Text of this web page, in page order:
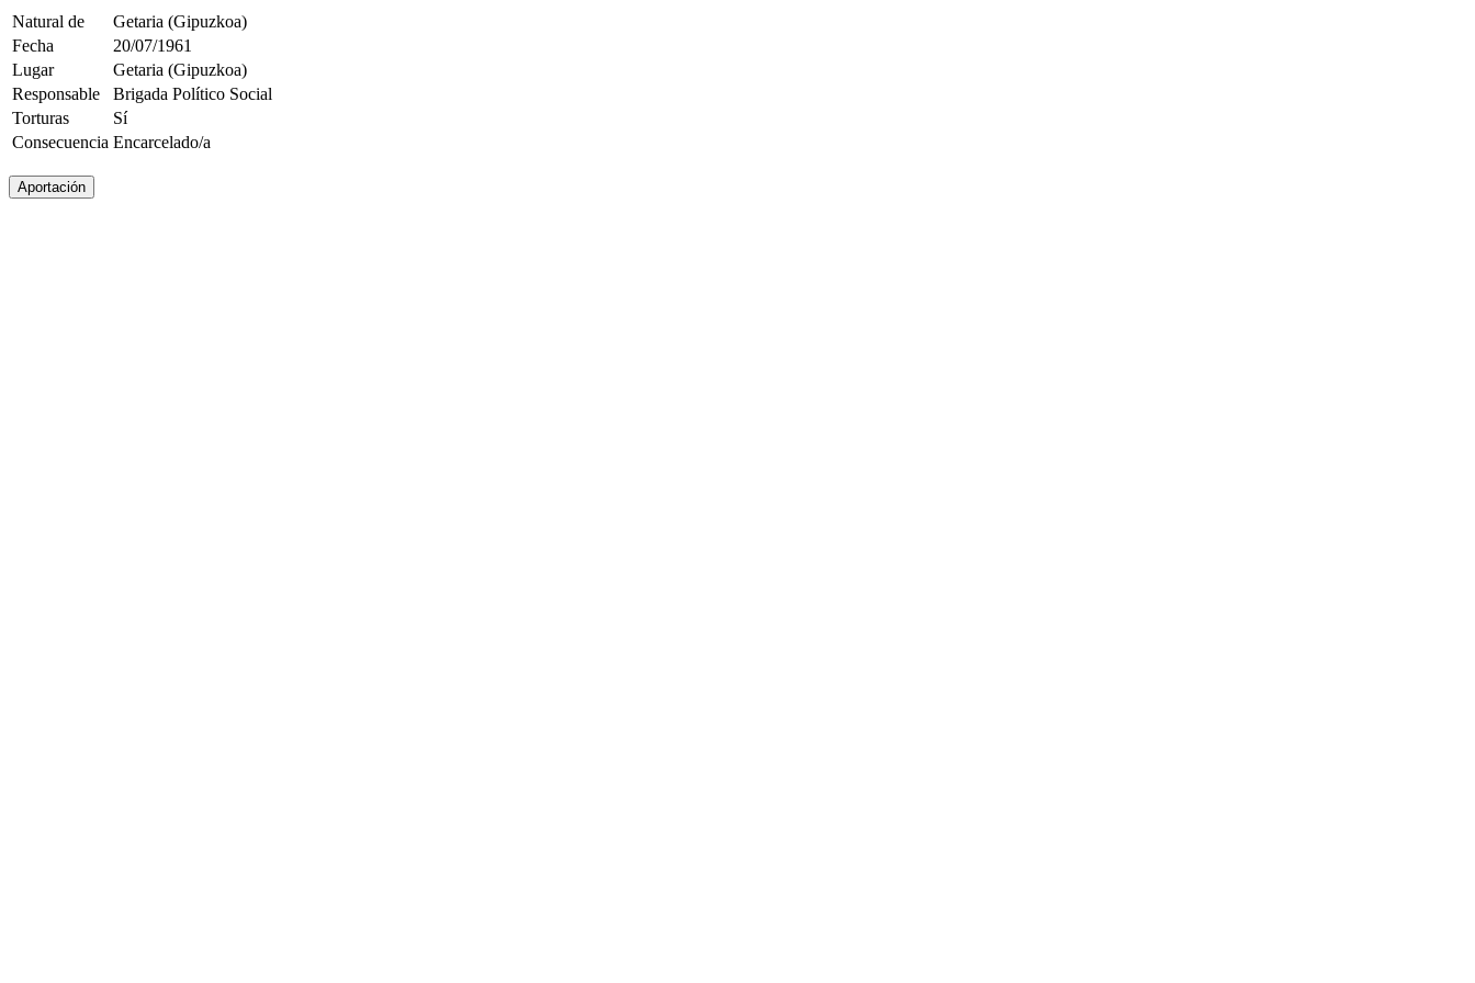
Natural de
Getaria (Gipuzkoa)
Fecha
20/07/1961
Lugar
Getaria (Gipuzkoa)
Responsable
Brigada Político Social
Torturas
Sí
Consecuencia Encarcelado/a